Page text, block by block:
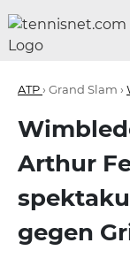
ATP› Grand Slam ›
Arthur
gegen